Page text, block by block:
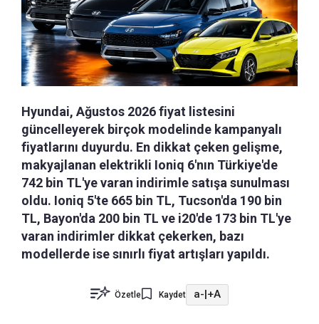
Hyundai, Ağustos 2026 fiyat listesini
güncelleyerek birçok modelinde kampanyalı
fiyatlarını duyurdu. En dikkat çeken gelişme,
makyajlanan elektrikli Ioniq 6'nın Türkiye'de
742 bin TL'ye varan indirimle satışa sunulması
oldu. Ioniq 5'te 665 bin TL, Tucson'da 190 bin
TL, Bayon'da 200 bin TL ve i20'de 173 bin TL'ye
varan indirimler dikkat çekerken, bazı
modellerde ise sınırlı fiyat artışları yapıldı.
Özetle Kaydet a- +A